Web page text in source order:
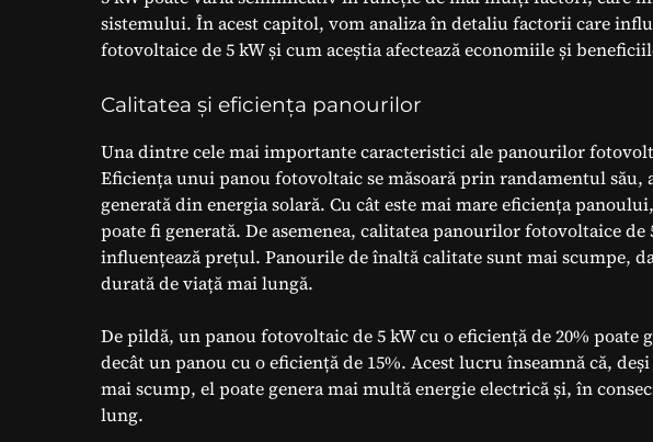
sistemului. În acest capitol, vom analiza în detaliu factorii care
fotovoltaice de 5 kW și cum aceștia afectează economiile și
Calitatea și eficiența panourilor
Una dintre cele mai importante caracteristici ale panourilor
Eficiența unui panou fotovoltaic se măsoară prin randamentul său,
generată din energia solară. Cu cât este mai mare eficiența
poate fi generată. De asemenea, calitatea panourilor fotovoltaice
influențează prețul. Panourile de înaltă calitate sunt mai scumpe,
durată de viață mai lungă.
De pildă, un panou fotovoltaic de 5 kW cu o eficiență de 20% poate
decât un panou cu o eficiență de 15%. Acest lucru înseamnă că,
mai scump, el poate genera mai multă energie electrică și, în
lung.